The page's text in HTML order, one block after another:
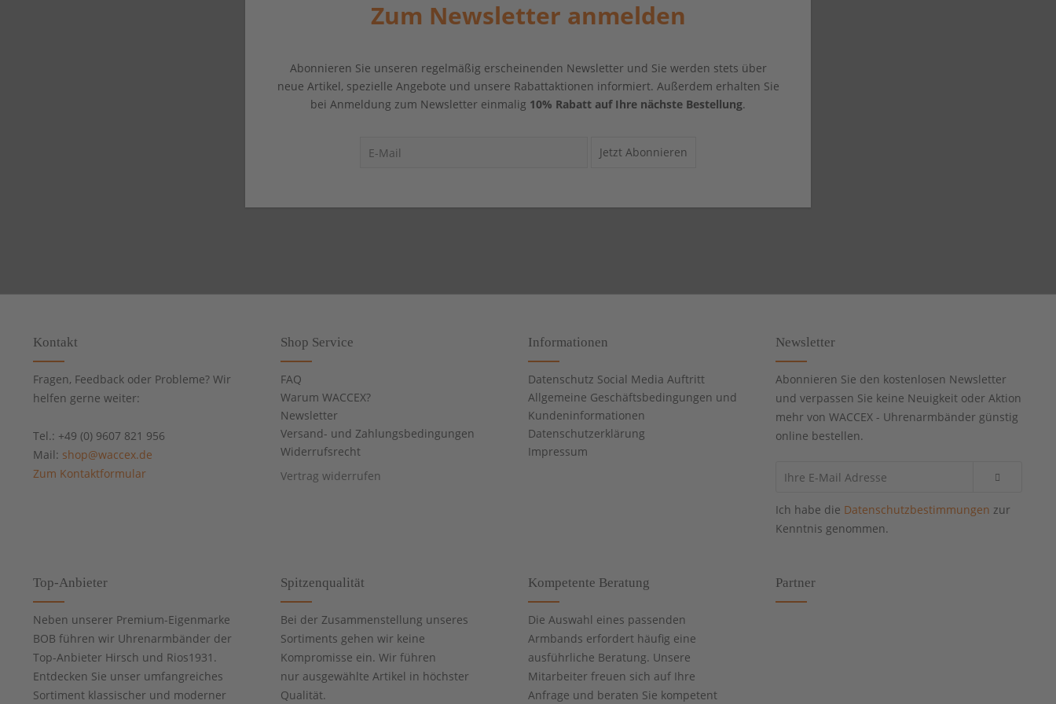
Zum Newsletter anmelden
Abonnieren Sie unseren regelmäßig erscheinenden Newsletter und Sie werden stets über
neue Artikel, spezielle Angebote und unsere Rabattaktionen informiert. Außerdem erhalten Sie
bei Anmeldung zum Newsletter einmalig 10% Rabatt auf Ihre nächste Bestellung.
Jetzt Abonnieren
Kontakt
Fragen, Feedback oder Probleme? Wir
helfen gerne weiter:
Tel.: +49 (0) 9607 821 956
Mail: shop@waccex.de
Zum Kontaktformular
Shop Service
FAQ
Warum WACCEX?
Newsletter
Versand- und Zahlungsbedingungen
Widerrufsrecht
Vertrag widerrufen
Informationen
Datenschutz Social Media Auftritt
Allgemeine Geschäftsbedingungen und
Kundeninformationen
Datenschutzerklärung
Impressum
Newsletter
Abonnieren Sie den kostenlosen Newsletter
und verpassen Sie keine Neuigkeit oder Aktion
mehr von WACCEX - Uhrenarmbänder günstig
online bestellen.
Ich habe die Datenschutzbestimmungen zur
Kenntnis genommen.
Top-Anbieter
Neben unserer Premium-Eigenmarke
BOB führen wir Uhrenarmbänder der
Top-Anbieter Hirsch und Rios1931.
Entdecken Sie unser umfangreiches
Sortiment klassischer und moderner
Spitzenqualität
Bei der Zusammenstellung unseres
Sortiments gehen wir keine
Kompromisse ein. Wir führen
nur ausgewählte Artikel in höchster
Qualität.
Kompetente Beratung
Die Auswahl eines passenden
Armbands erfordert häufig eine
ausführliche Beratung. Unsere
Mitarbeiter freuen sich auf Ihre
Anfrage und beraten Sie kompetent
Partner